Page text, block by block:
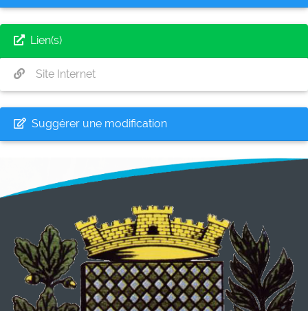
Lien(s)
Site Internet
Suggérer une modification